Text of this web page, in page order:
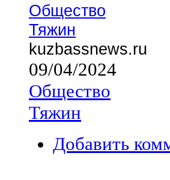
Общество
Тяжин
kuzbassnews.ru
09/04/2024
Общество
Тяжин
Добавить